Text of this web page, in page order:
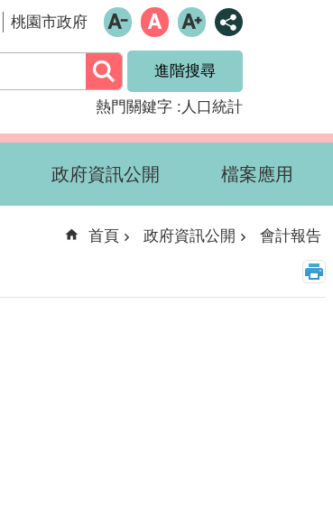
桃園市政府
進階搜尋
熱門關鍵字 人口統計
政府資訊公開 檔案應用
首頁 政府資訊公開 會計報告